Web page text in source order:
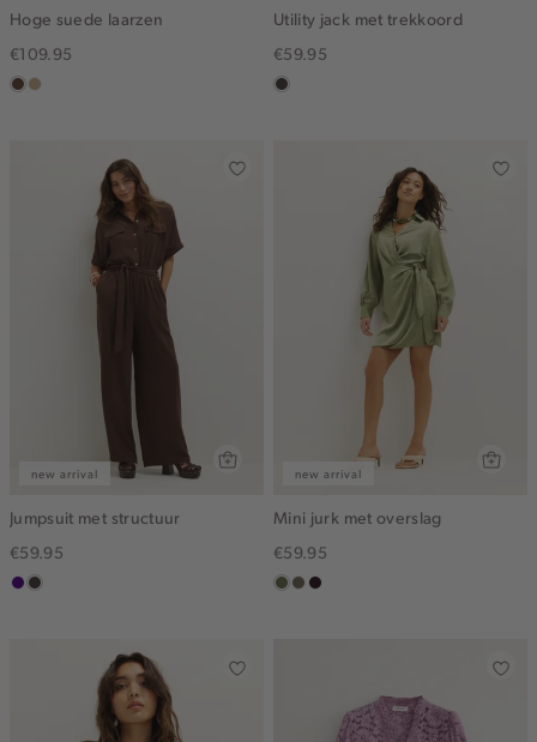
Hoge suede laarzen
€109.95
donkerbruin
zand
Utility jack met trekkoord
€59.95
choco
new arrival
Jumpsuit met structuur
€59.95
indigochoco
new arrival
Mini jurk met overslag
€59.95
groen,
middenbruin
bordeaux,